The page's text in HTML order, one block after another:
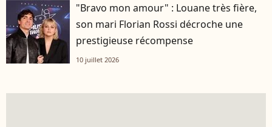
"Bravo mon amour" : Louane très fière,
son mari Florian Rossi décroche une
prestigieuse récompense
10 juillet 2026